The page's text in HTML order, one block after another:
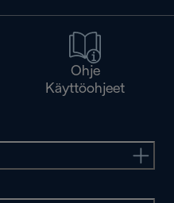
Ohje
Käyttöohjeet